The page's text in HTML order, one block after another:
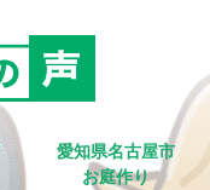
愛知県名古屋市
お庭作り